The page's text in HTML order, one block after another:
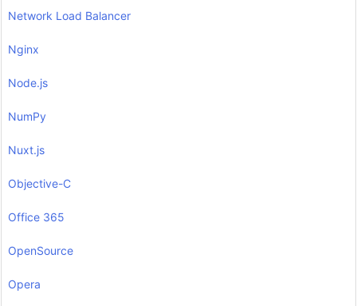
Network Load Balancer
Nginx
Node.js
NumPy
Nuxt.js
Objective-C
Office 365
OpenSource
Opera